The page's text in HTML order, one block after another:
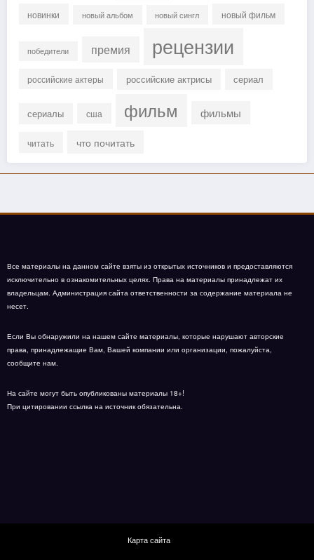
новинки новый альбом новый сингл новый фильм
победители премия рецензии
российские актеры российские актрисы сериал
сериалы сша фильм фильмы
читать что почитать
Все материалы на данном сайте взяты из открытых источников и предоставляются
исключительно в ознакомительных целях. Права на материалы принадлежат их
владельцам. Администрация сайта ответственности за содержание материала не
несет.
Если Вы обнаружили на нашем сайте материалы, которые нарушают авторские
права, принадлежащие Вам, Вашей компании или организации, пожалуйста,
сообщите нам.
На сайте могут быть опубликованы материалы 18+!
При цитировании ссылка на источник обязательна.
Карта сайта